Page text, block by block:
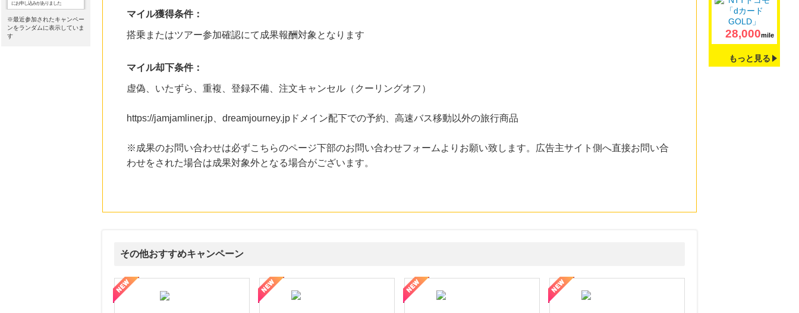
にお申し込みがありました
13時間前
※最近参加されたキャンペー
ンをランダムに表示していま
す
マイル獲得条件：
搭乗またはツアー参加確認にて成果報酬対象となります
マイル却下条件：
虚偽、いたずら、重複、登録不備、注文キャンセル（クーリングオフ）
https://jamjamliner.jp、dreamjourney.jpドメイン配下での予約、高速バス移動以外の旅行商品
※成果のお問い合わせは必ずこちらのページ下部のお問い合わせフォームよりお願い致します。広告主サイト側へ直接お問い合
わせをされた場合は成果対象外となる場合がございます。
その他おすすめキャンペーン
【LOJEL公式サイト】スーツケース・バッグ
【ロデオドライブ】創業70年の信頼と高価買取を実現！ブランド品・貴金属の無料査定
28,000mile
もっと見る